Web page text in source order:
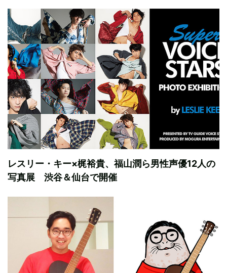
レスリー・キー×梶裕貴、福山潤ら男性声優12人の
写真展 渋谷＆仙台で開催